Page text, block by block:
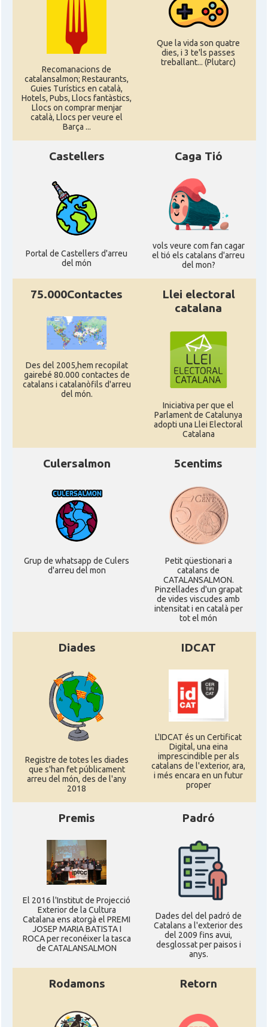
Recomanacions de
catalansalmon; Restaurants,
Guies Turístics en català,
Hotels, Pubs, Llocs fantàstics,
Llocs on comprar menjar
català, Llocs per veure el
Barça ...
Que la vida son quatre
dies, i 3 te'ls passes
treballant... (Plutarc)
Castellers
Portal de Castellers d'arreu
del món
Caga Tió
vols veure com fan cagar
el tió els catalans d'arreu
del mon?
75.000Contactes
Des del 2005,hem recopilat
gairebé 80.000 contactes de
catalans i catalanòfils d'arreu
del món.
Llei electoral
catalana
Iniciativa per que el
Parlament de Catalunya
adopti una Llei Electoral
Catalana
Culersalmon
Grup de whatsapp de Culers
d'arreu del mon
5centims
Petit qüestionari a
catalans de
CATALANSALMON.
Pinzellades d'un grapat
de vides viscudes amb
intensitat i en català per
tot el món
Diades
Registre de totes les diades
que s'han fet públicament
arreu del món, des de l'any
2018
IDCAT
L'IDCAT és un Certificat
Digital, una eina
imprescindible per als
catalans de l'exterior, ara,
i més encara en un futur
proper
Premis
El 2016 l'Institut de Projecció
Exterior de la Cultura
Catalana ens atorgà el PREMI
JOSEP MARIA BATISTA I
ROCA per reconéixer la tasca
de CATALANSALMON
Padró
Dades del del padró de
Catalans a l'exterior des
del 2009 fins avui,
desglossat per paisos i
anys.
Rodamons Retorn